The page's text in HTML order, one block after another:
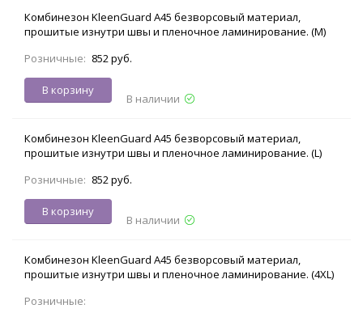
Комбинезон KleenGuard A45 безворсовый материал,
прошитые изнутри швы и пленочное ламинирование. (M)
Розничные: 852 руб.
В корзину
В наличии
Комбинезон KleenGuard A45 безворсовый материал,
прошитые изнутри швы и пленочное ламинирование. (L)
Розничные: 852 руб.
В корзину
В наличии
Комбинезон KleenGuard A45 безворсовый материал,
прошитые изнутри швы и пленочное ламинирование. (4XL)
Розничные: